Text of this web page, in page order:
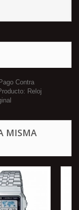
Contra
Reloj
MISMA